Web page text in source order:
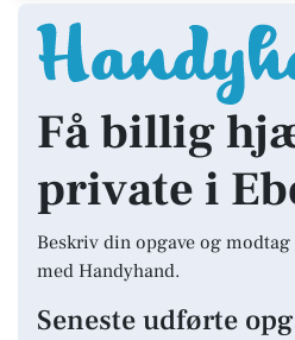
Få billig
private i
Beskriv din opgave og
med Handyhand.
Seneste udførte